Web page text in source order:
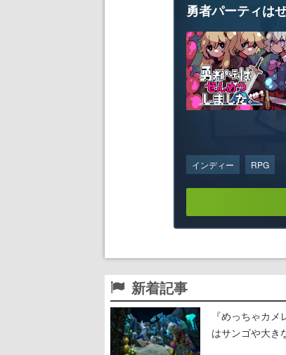
勇者パーティは
インディー RPG
新着記事
『めっちゃカ
はサンゴや大き